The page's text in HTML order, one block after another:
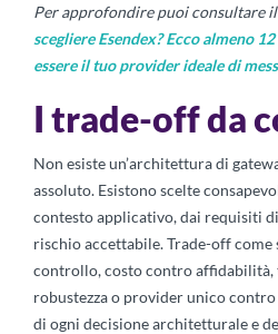
Per approfondire puoi consultare
scegliere Esendex? Ecco almeno
essere il tuo provider ideale di
I trade-off da
Non esiste un’architettura di
assoluto. Esistono scelte
contesto applicativo, dai requisiti
rischio accettabile. Trade-off
controllo, costo contro
robustezza o provider unico
di ogni decisione architetturale e